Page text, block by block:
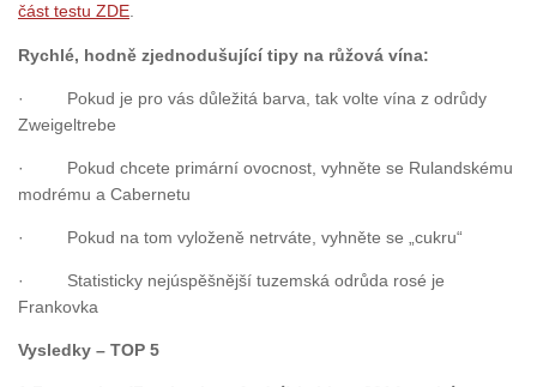
část testu ZDE.
Rychlé, hodně zjednodušující tipy na růžová vína:
· Pokud je pro vás důležitá barva, tak volte vína z odrůdy
Zweigeltrebe
· Pokud chcete primární ovocnost, vyhněte se Rulandskému
modrému a Cabernetu
· Pokud na tom vyloženě netrváte, vyhněte se „cukru“
· Statisticky nejúspěšnější tuzemská odrůda rosé je
Frankovka
Vysledky – TOP 5